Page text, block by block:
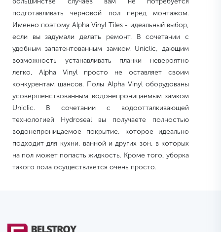
подготавливать черновой пол перед монтажом.
Именно поэтому Alpha Vinyl Tiles - идеальный выбор,
если вы задумали делать ремонт. В сочетании с
удобным запатентованным замком Uniclic, дающим
возможность устанавливать планки невероятно
легко, Alpha Vinyl просто не оставляет своим
конкурентам шансов. Полы Alpha Vinyl оборудованы
усовершенствованным водонепроницаемым замком
Uniclic. В сочетании с водоотталкивающей
технологией Hydroseal вы получаете полностью
водонепроницаемое покрытие, которое идеально
подходит для кухни, ванной и других зон, в которых
на пол может попасть жидкость. Кроме того, уборка
такого пола осуществляется очень просто.